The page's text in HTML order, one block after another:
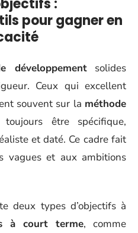
:
pour gagner en
développementsolides
Ceux qui excellent
souvent sur la méthode
être spécifique,
et daté. Ce cadre fait
vagues et aux ambitions
deux types d’objectifs à
à court terme, comme